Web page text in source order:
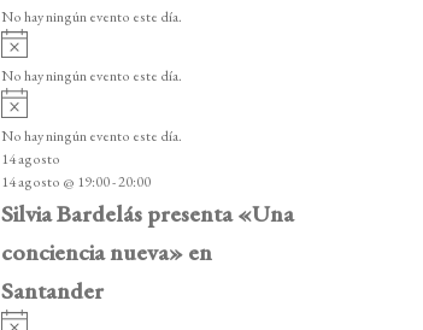
e
n
t
o
s
o
i
o
No hay ningún evento este día.
v
i
o
No hay ningún evento este día.
A
v
i
s
o
No hay ningún evento este día.
14 agosto
14 agosto @ 19:00-20:00
Silvia Bardelás presenta «Una
conciencia nueva» en
Santander
A